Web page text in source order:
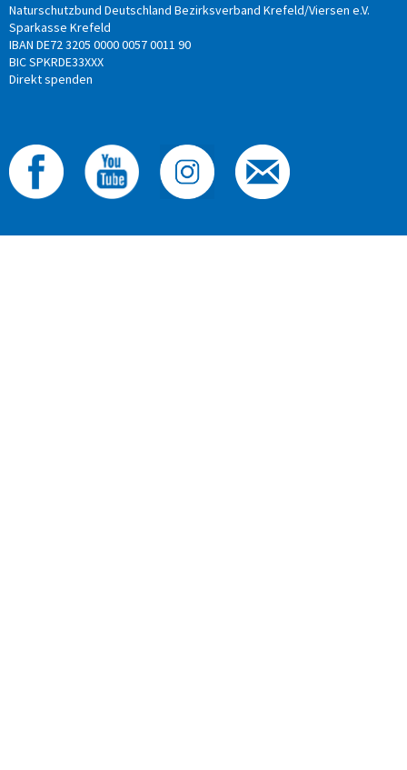
Naturschutzbund Deutschland Bezirksverband Krefeld/Viersen e.V.
Sparkasse Krefeld
IBAN DE72 3205 0000 0057 0011 90
BIC SPKRDE33XXX
Direkt spenden